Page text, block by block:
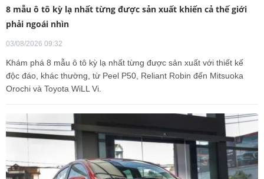
8 mẫu ô tô kỳ lạ nhất từng được sản xuất khiến cả thế giới
phải ngoái nhìn
03/08/2026 09:32
Khám phá 8 mẫu ô tô kỳ lạ nhất từng được sản xuất với thiết kế
độc đáo, khác thường, từ Peel P50, Reliant Robin đến Mitsuoka
Orochi và Toyota WiLL Vi.